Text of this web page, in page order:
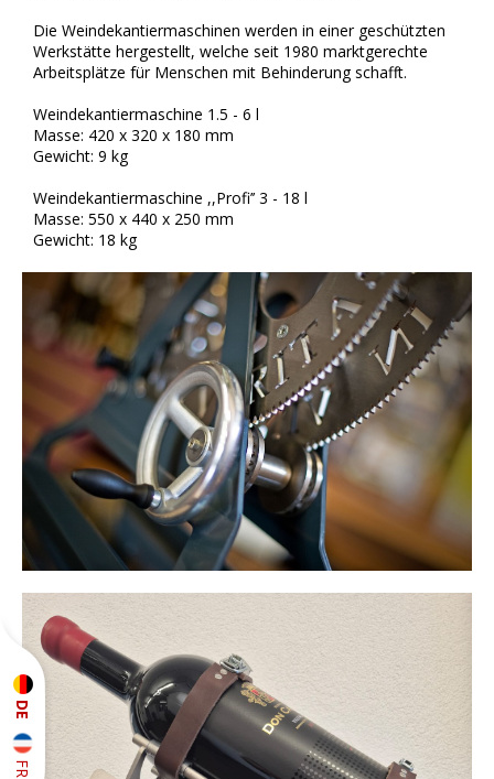
DE
FR
Die Weindekantiermaschinen werden in einer geschützten
Werkstätte hergestellt, welche seit 1980 marktgerechte
Arbeitsplätze für Menschen mit Behinderung schafft.
Weindekantiermaschine 1.5 - 6 l
Masse: 420 x 320 x 180 mm
Gewicht: 9 kg
Weindekantiermaschine ,,Profi’’ 3 - 18 l
Masse: 550 x 440 x 250 mm
Gewicht: 18 kg